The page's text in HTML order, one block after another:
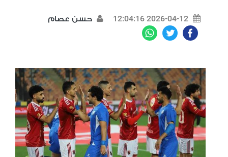
2026-04-12 12:04:16 حسن عصام
Facebook
Twitter